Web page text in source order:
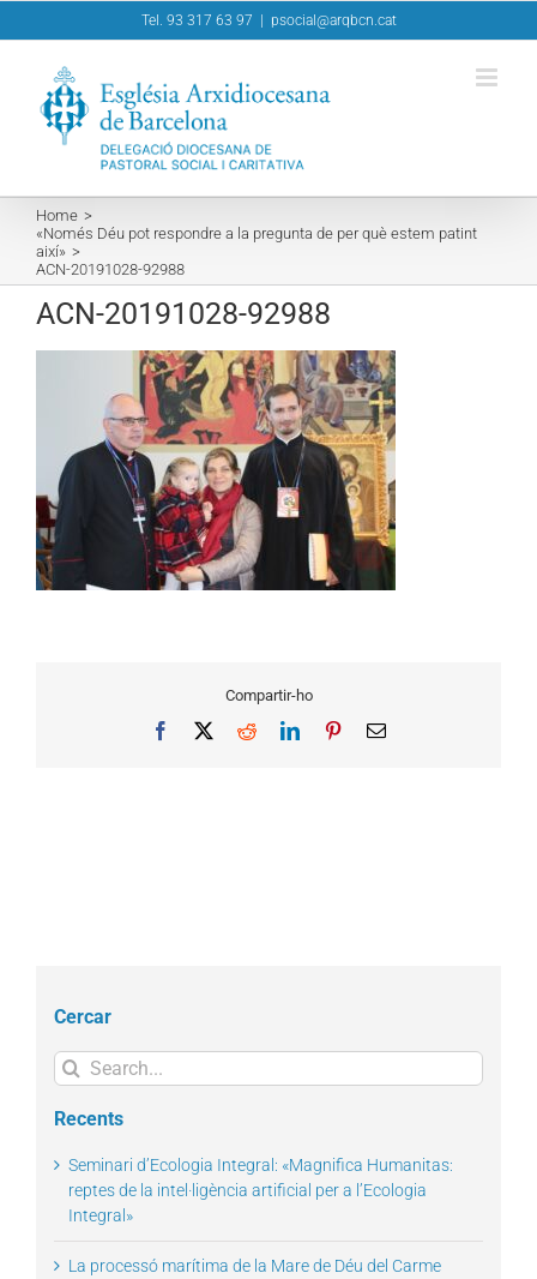
to
Tel. 93 317 63 97 psocial@arqbcn.cat
Home
«Només Déu pot respondre a la pregunta de per què estem patint
així»
ACN-20191028-92988
ACN-20191028-92988
Compartir-ho
Facebook RedditLinkedInPinterestEmail
Cercar
Search
for:
Recents
Seminari d’Ecologia Integral: «Magnifica Humanitas:
reptes de la intel·ligència artificial per a l’Ecologia
Integral»
La processó marítima de la Mare de Déu del Carme